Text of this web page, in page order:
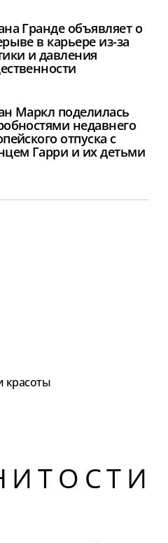
Гранде объявляет о
в карьере из-за
и давления
Маркл поделилась
недавнего
отпуска с
Гарри и их детьми
красоты